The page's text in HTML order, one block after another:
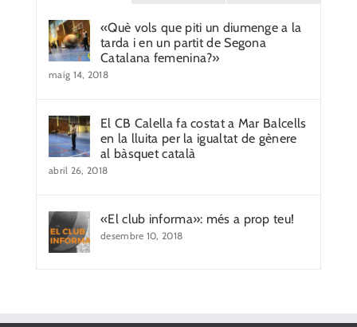
«Què vols que piti un diumenge a la
tarda i en un partit de Segona
Catalana femenina?»
maig 14, 2018
El CB Calella fa costat a Mar Balcells
en la lluita per la igualtat de gènere
al bàsquet català
abril 26, 2018
«El club informa»: més a prop teu!
desembre 10, 2018